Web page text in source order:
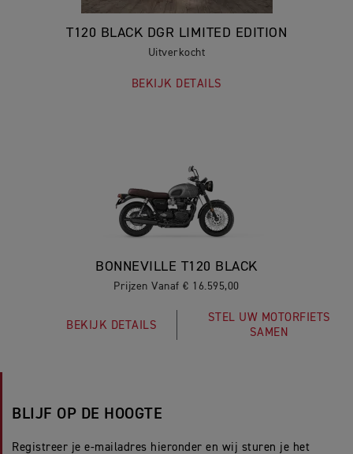
T120 BLACK DGR LIMITED EDITION
Uitverkocht
BEKIJK DETAILS
BONNEVILLE T120 BLACK
Prijzen Vanaf € 16.595,00
BEKIJK DETAILS
STEL UW MOTORFIETS
SAMEN
BLIJF OP DE HOOGTE
Registreer je e-mailadres hieronder en wij sturen je het